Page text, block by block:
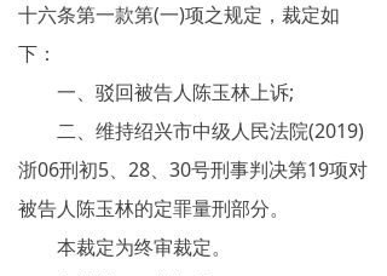
十六条第一款第(一)项之规定，裁定如
下：
一、驳回被告人陈玉林上诉;
二、维持绍兴市中级人民法院(2019)
浙06刑初5、28、30号刑事判决第19项对
被告人陈玉林的定罪量刑部分。
本裁定为终审裁定。